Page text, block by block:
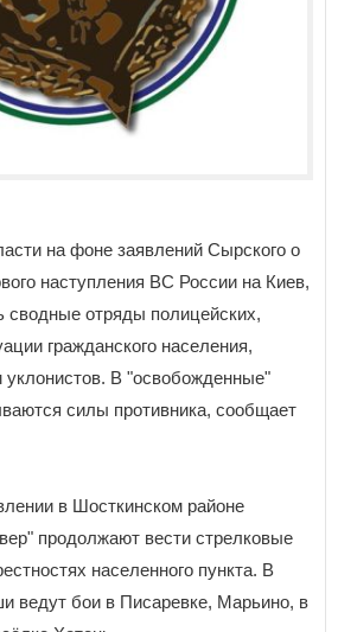
на фоне заявлений Сырского о
наступления ВС России на Киев,
сводные отряды полицейских,
гражданского населения,
уклонистов. В "освобожденные"
силы противника, сообщает
в Шосткинском районе
продолжают вести стрелковые
населенного пункта. В
ведут бои в Писаревке, Марьино, в